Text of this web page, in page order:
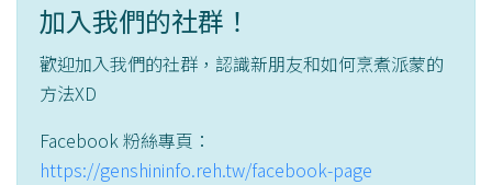
加入我們的社群！
歡迎加入我們的社群，認識新朋友和如何烹煮派蒙的
方法XD
Facebook 粉絲專頁：
https://genshininfo.reh.tw/facebook-page